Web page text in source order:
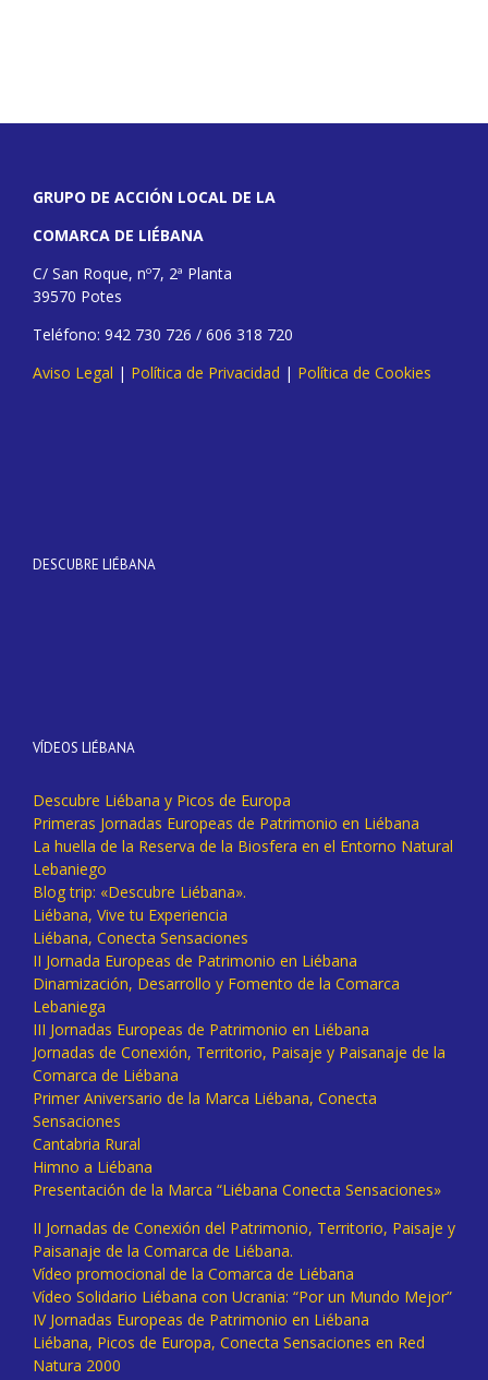
GRUPO DE ACCIÓN LOCAL DE LA
COMARCA DE LIÉBANA
C/ San Roque, nº7, 2ª Planta
39570 Potes
Teléfono: 942 730 726 / 606 318 720
Aviso Legal | Política de Privacidad | Política de Cookies
DESCUBRE LIÉBANA
VÍDEOS LIÉBANA
Descubre Liébana y Picos de Europa
Primeras Jornadas Europeas de Patrimonio en Liébana
La huella de la Reserva de la Biosfera en el Entorno Natural
Lebaniego
Blog trip: «Descubre Liébana».
Liébana, Vive tu Experiencia
Liébana, Conecta Sensaciones
II Jornada Europeas de Patrimonio en Liébana
Dinamización, Desarrollo y Fomento de la Comarca
Lebaniega
III Jornadas Europeas de Patrimonio en Liébana
Jornadas de Conexión, Territorio, Paisaje y Paisanaje de la
Comarca de Liébana
Primer Aniversario de la Marca Liébana, Conecta
Sensaciones
Cantabria Rural
Himno a Liébana
Presentación de la Marca “Liébana Conecta Sensaciones»
II Jornadas de Conexión del Patrimonio, Territorio, Paisaje y
Paisanaje de la Comarca de Liébana.
Vídeo promocional de la Comarca de Liébana
Vídeo Solidario Liébana con Ucrania: “Por un Mundo Mejor”
IV Jornadas Europeas de Patrimonio en Liébana
Liébana, Picos de Europa, Conecta Sensaciones en Red
Natura 2000